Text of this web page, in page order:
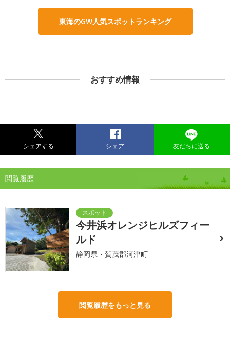
東海のGW人気スポットランキング
おすすめ情報
シェアする シェア 友だちに送る
閲覧履歴
今井浜オレンジヒルズフィー
ルド
静岡県・賀茂郡河津町
閲覧履歴をもっと見る